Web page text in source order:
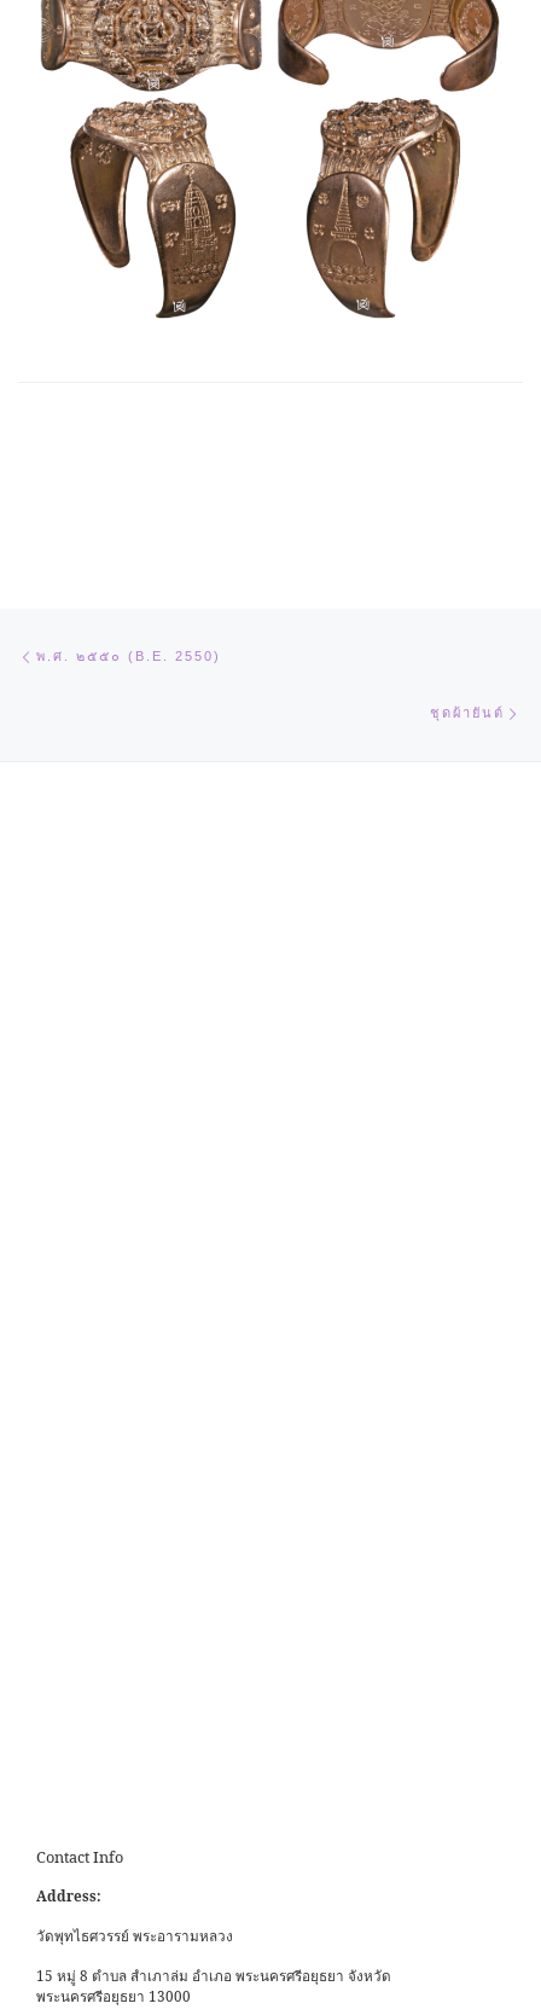
พ.ศ. ๒๕๕๐ (B.E. 2550)
ชุดผ้ายันต์
Contact Info
Address:
วัดพุทไธศวรรย์ พระอารามหลวง
15 หมู่ 8 ตำบล สำเภาล่ม อำเภอ พระนครศรีอยุธยา จังหวัด
พระนครศรีอยุธยา 13000